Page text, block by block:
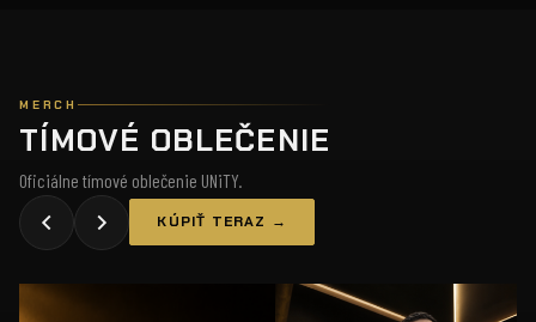
MERCH
TÍMOVÉ OBLEČENIE
Oficiálne tímové oblečenie UNiTY.
KÚPIŤ TERAZ →